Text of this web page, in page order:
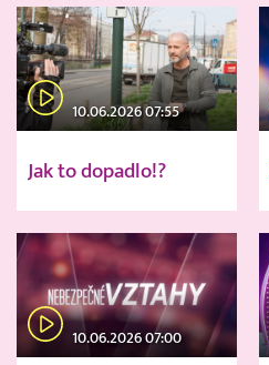
10.06.2026 07:55
Jak to dopadlo!?
10.06.2026 07:00